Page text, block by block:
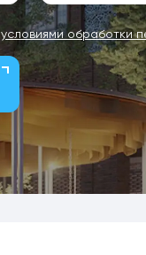
условиями обработки